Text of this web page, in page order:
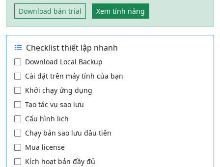
Download bản trial Xem tính năng
Checklist thiết lập nhanh
Download Local Backup
Cài đặt trên máy tính của bạn
Khởi chạy ứng dụng
Tạo tác vụ sao lưu
Cấu hình lịch
Chạy bản sao lưu đầu tiên
Mua license
Kích hoạt bản đầy đủ